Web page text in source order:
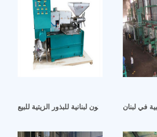
معصرة زيتون لبنانية للبذور الزيتية للبيعفي لبنان